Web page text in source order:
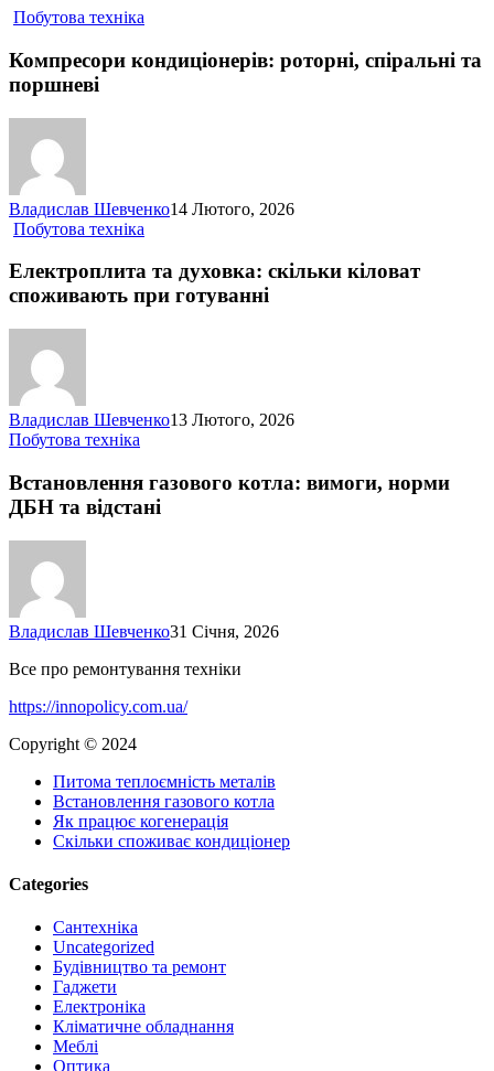
Побутова техніка
роторні,
спіральні
Компресори кондиціонерів: роторні, спіральні та
поршневі
Владислав Шевченко14 Лютого, 2026
Побутова техніка
духовка:
скільки
кіловат
Електроплита та духовка: скільки кіловат
споживають при готуванні
Владислав Шевченко13 Лютого, 2026
Побутова техніка
котла:
вимоги,
норми
Встановлення газового котла: вимоги, норми
ДБН та відстані
Владислав Шевченко31 Січня, 2026
Все про ремонтування техніки
https://innopolicy.com.ua/
Copyright © 2024
Питома теплоємність металів
Встановлення газового котла
Як працює когенерація
Скільки споживає кондиціонер
Categories
Cантехніка
Uncategorized
Будівництво та ремонт
Гаджети
Електроніка
Кліматичне обладнання
Меблі
Оптика